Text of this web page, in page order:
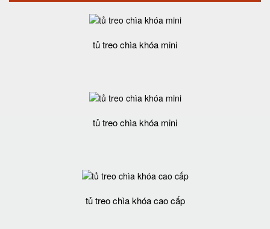
tủ treo chìa khóa mini
tủ treo chìa khóa mini
tủ treo chìa khóa cao cấp